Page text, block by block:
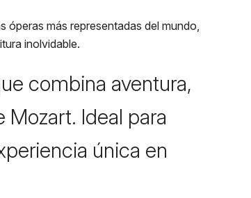
óperas más representadas del mundo,
inolvidable.
combina aventura,
Ideal para
única en